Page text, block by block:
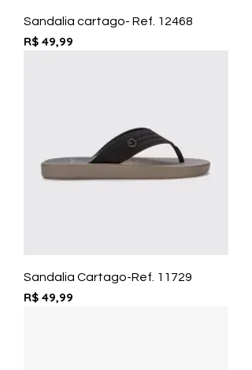
Sandalia cartago- Ref. 12468
Preço
R$ 49,99
Sandalia Cartago-Ref. 11729
Preço
R$ 49,99